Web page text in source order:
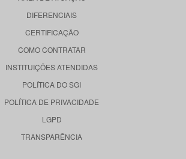
DIFERENCIAIS
CERTIFICAÇÃO
COMO CONTRATAR
INSTITUIÇÕES ATENDIDAS
POLÍTICA DO SGI
POLÍTICA DE PRIVACIDADE
LGPD
TRANSPARÊNCIA